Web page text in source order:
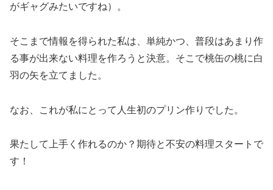
がギャグみたいですね）。
そこまで情報を得られた私は、単純かつ、普段はあまり作
る事が出来ない料理を作ろうと決意。そこで桃缶の桃に白
羽の矢を立てました。
なお、これが私にとって人生初のプリン作りでした。
果たして上手く作れるのか？期待と不安の料理スタートで
す！